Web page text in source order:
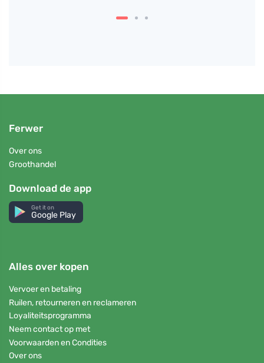
Ferwer
Over ons
Groothandel
Download de app
Get it on
Google Play
Alles over kopen
Vervoer en betaling
Ruilen, retourneren en reclameren
Loyaliteitsprogramma
Neem contact op met
Voorwaarden en Condities
Over ons